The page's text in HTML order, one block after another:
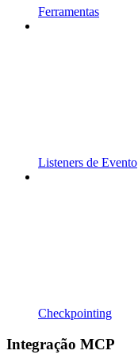
Ferramentas
Listeners de Evento
Checkpointing
Integração MCP